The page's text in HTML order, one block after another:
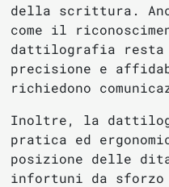
della scrittura.
come il
dattilografia
precisione e
richiedono
Inoltre, la
pratica ed
posizione delle
infortuni da